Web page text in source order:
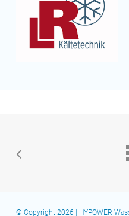
© Copyright 2026 | HYPOWER